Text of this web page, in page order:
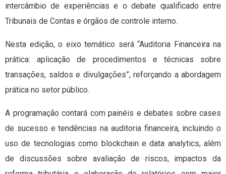
intercâmbio de experiências e o debate qualificado entre
Tribunais de Contas e órgãos de controle interno.
Nesta edição, o eixo temático será “Auditoria Financeira na
prática: aplicação de procedimentos e técnicas sobre
transações, saldos e divulgações”, reforçando a abordagem
prática no setor público.
A programação contará com painéis e debates sobre cases
de sucesso e tendências na auditoria financeira, incluindo o
uso de tecnologias como blockchain e data analytics, além
de discussões sobre avaliação de riscos, impactos da